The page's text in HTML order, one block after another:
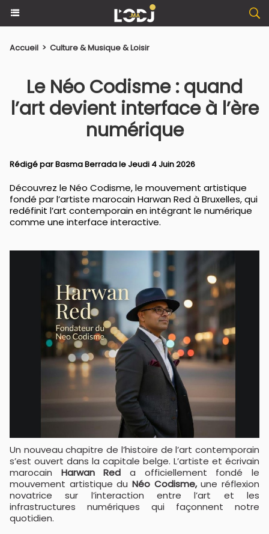
Accueil > Culture & Musique & Loisir
Le Néo Codisme : quand
l’art devient interface à l’ère
numérique
Rédigé parBasma Berradale Jeudi 4 Juin 2026
Découvrez le Néo Codisme, le mouvement artistique
fondé par l’artiste marocain Harwan Red à Bruxelles, qui
redéfinit l’art contemporain en intégrant le numérique
comme une interface interactive.
Un nouveau chapitre de l’histoire de l’art contemporain
s’est ouvert dans la capitale belge. L’artiste et écrivain
marocain Harwan Red a officiellement fondé le
mouvement artistique du Néo Codisme,une réflexion
novatrice sur l’interaction entre l’art et les
infrastructures numériques qui façonnent notre
quotidien.